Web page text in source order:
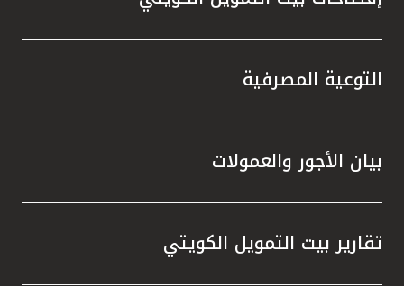
تركيا
مصر
المملكة المتحدة
التوعية المصرفية
بيان الأجور والعمولات
تقارير بيت التمويل الكويتي